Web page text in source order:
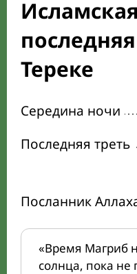
Тереке
Середина ночи
Последняя треть
«Время Магриб
солнца, пока не